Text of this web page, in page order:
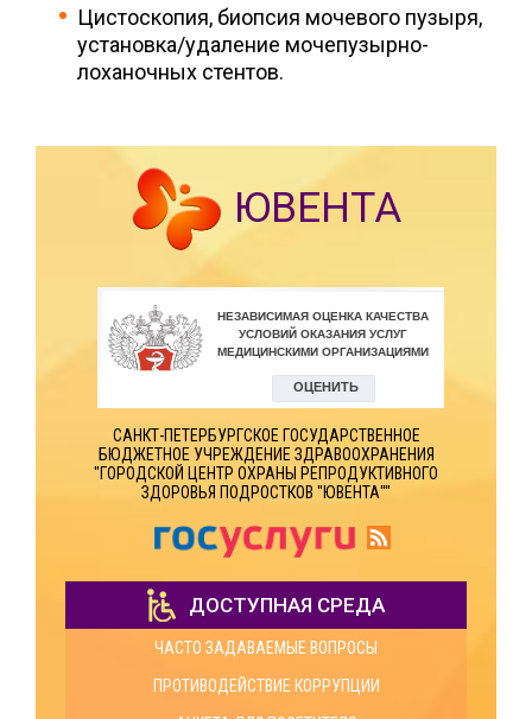
Цистоскопия, биопсия мочевого пузыря,
установка/удаление мочепузырно-
лоханочных стентов.
ЮВЕНТА
САНКТ-ПЕТЕРБУРГСКОЕ ГОСУДАРСТВЕННОЕ
БЮДЖЕТНОЕ УЧРЕЖДЕНИЕ ЗДРАВООХРАНЕНИЯ
"ГОРОДСКОЙ ЦЕНТР ОХРАНЫ РЕПРОДУКТИВНОГО
ЗДОРОВЬЯ ПОДРОСТКОВ "ЮВЕНТА""
ДОСТУПНАЯ СРЕДА
ЧАСТО ЗАДАВАЕМЫЕ ВОПРОСЫ
ПРОТИВОДЕЙСТВИЕ КОРРУПЦИИ